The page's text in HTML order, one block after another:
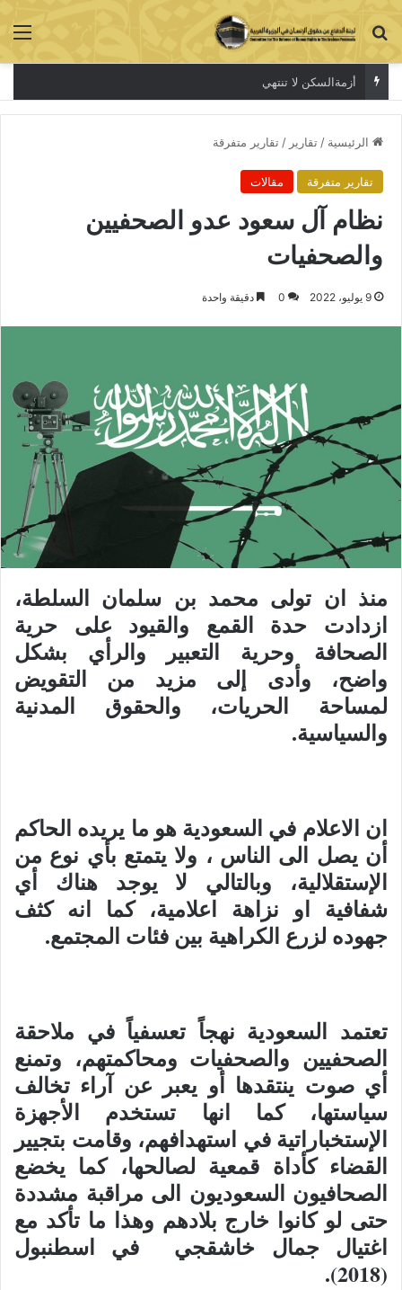
بحث عن
أزمةالسكن لا تنتهي
الرئيسية / تقارير / تقارير متفرقة
تقارير متفرقة مقالات
نظام آل سعود عدو الصحفيين
والصحفيات
9 يوليو، 2022 0 دقيقة واحدة
منذ ان تولى محمد بن سلمان السلطة،
ازدادت حدة القمع والقيود على حرية
الصحافة وحرية التعبير والرأي بشكل
واضح، وأدى إلى مزيد من التقويض
لمساحة الحريات، والحقوق المدنية
والسياسية.
ان الاعلام في السعودية هو ما يريده الحاكم
أن يصل الى الناس ، ولا يتمتع بأي نوع من
الإستقلالية، وبالتالي لا يوجد هناك أي
شفافية او نزاهة اعلامية، كما انه كثف
جهوده لزرع الكراهية بين فئات المجتمع.
تعتمد السعودية نهجاً تعسفياً في ملاحقة
الصحفيين والصحفيات ومحاكمتهم، وتمنع
أي صوت ينتقدها أو يعبر عن آراء تخالف
سياستها، كما انها تستخدم الأجهزة
الإستخباراتية في استهدافهم، وقامت بتجيير
القضاء كأداة قمعية لصالحها، كما يخضع
الصحافيون السعوديون الى مراقبة مشددة
حتى لو كانوا خارج بلادهم وهذا ما تأكد مع
اغتيال جمال خاشقجي في اسطنبول
(2018).